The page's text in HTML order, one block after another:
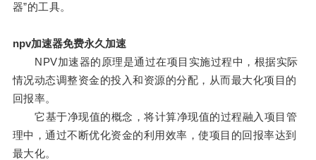
器”的工具。
npv加速器免费永久加速
NPV加速器的原理是通过在项目实施过程中，根据实际
情况动态调整资金的投入和资源的分配，从而最大化项目的
回报率。
它基于净现值的概念，将计算净现值的过程融入项目管
理中，通过不断优化资金的利用效率，使项目的回报率达到
最大化。